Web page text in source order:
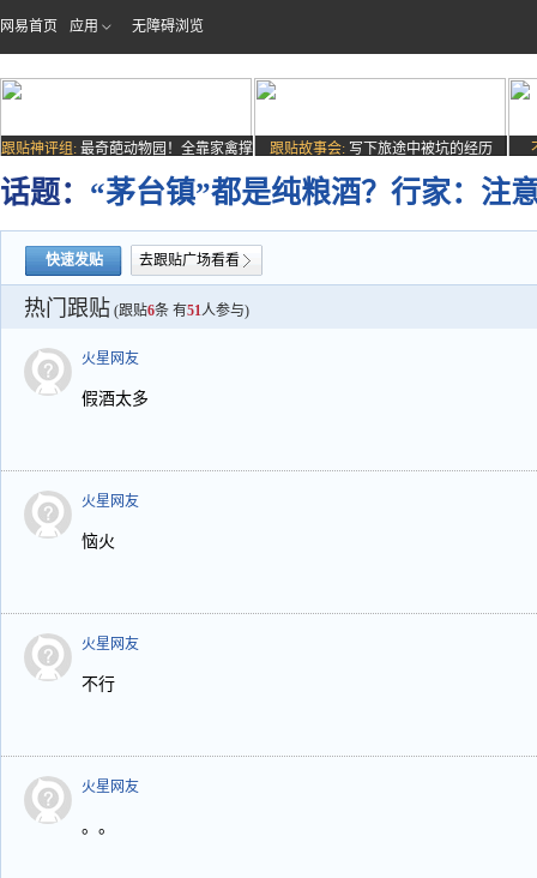
网易首页 应用 无障碍浏览
跟贴神评组: 最奇葩动物园！全靠家禽撑
场子
跟贴故事会: 写下旅途中被坑的经历
话题： “茅台镇”都是纯粮酒？行家：注
快速发贴 去跟贴广场看看
热门跟贴 (跟贴6条 有51人参与)
火星网友
假酒太多
火星网友
恼火
火星网友
不行
火星网友
。。